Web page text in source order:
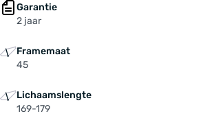
Garantie
2 jaar
Framemaat
45
Lichaamslengte
169-179